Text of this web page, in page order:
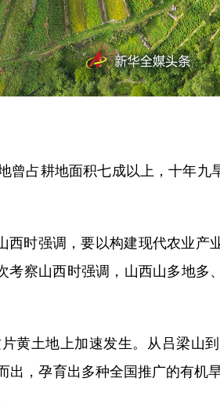
占耕地面积七成以上，十年九
时强调，要以构建现代农业产
考察山西时强调，山西山多地多
土地上加速发生。从吕梁山
，孕育出多种全国推广的有机